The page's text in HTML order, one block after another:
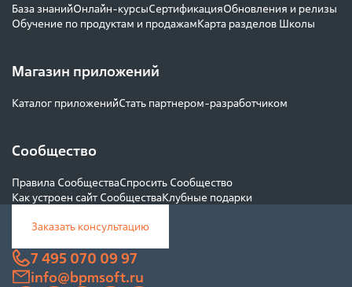
База знанийОнлайн-курсыСертификацияОбновления и релизы
Обучение по продуктам и продажамКарта разделов Школы
Магазин приложений
Каталог приложенийСтать партнером-разработчиком
Сообщество
Правила СообществаСпросить Сообщество
Как устроен сайт СообществаКлубные подарки
Заказать консультацию
7 495 070 09 97
info@bpmsoft.ru